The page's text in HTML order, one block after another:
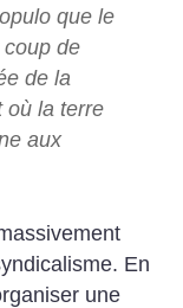
que le
de
de la
où la terre
aux
En
une